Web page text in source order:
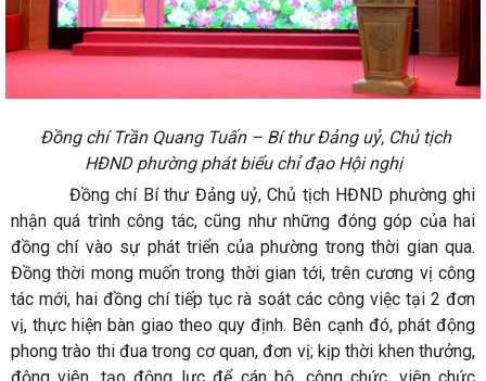
Đồng chí Trần Quang Tuấn – Bí thư Đảng uỷ, Chủ tịch
HĐND phường phát biểu chỉ đạo Hội nghị
Đồng chí Bí thư Đảng uỷ, Chủ tịch HĐND phường ghi
nhận quá trình công tác, cũng như những đóng góp của hai
đồng chí vào sự phát triển của phường trong thời gian qua.
Đồng thời mong muốn trong thời gian tới, trên cương vị công
tác mới, hai đồng chí tiếp tục rà soát các công việc tại 2 đơn
vị, thực hiện bàn giao theo quy định. Bên cạnh đó, phát động
phong trào thi đua trong cơ quan, đơn vị; kịp thời khen thưởng,